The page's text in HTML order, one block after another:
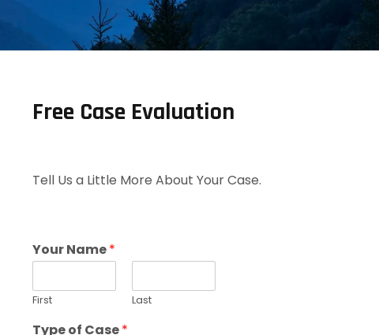
Free Case Evaluation
Tell Us a Little More About Your Case.
Your Name*
First Last
Type of Case*